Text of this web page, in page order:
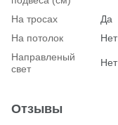
На тросах
Да
На потолок
Нет
Hаправленый
свет
Нет
Отзывы